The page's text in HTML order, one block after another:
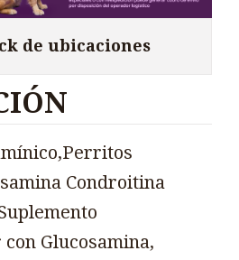
de ubicaciones
Condroitina
Glucosamina,